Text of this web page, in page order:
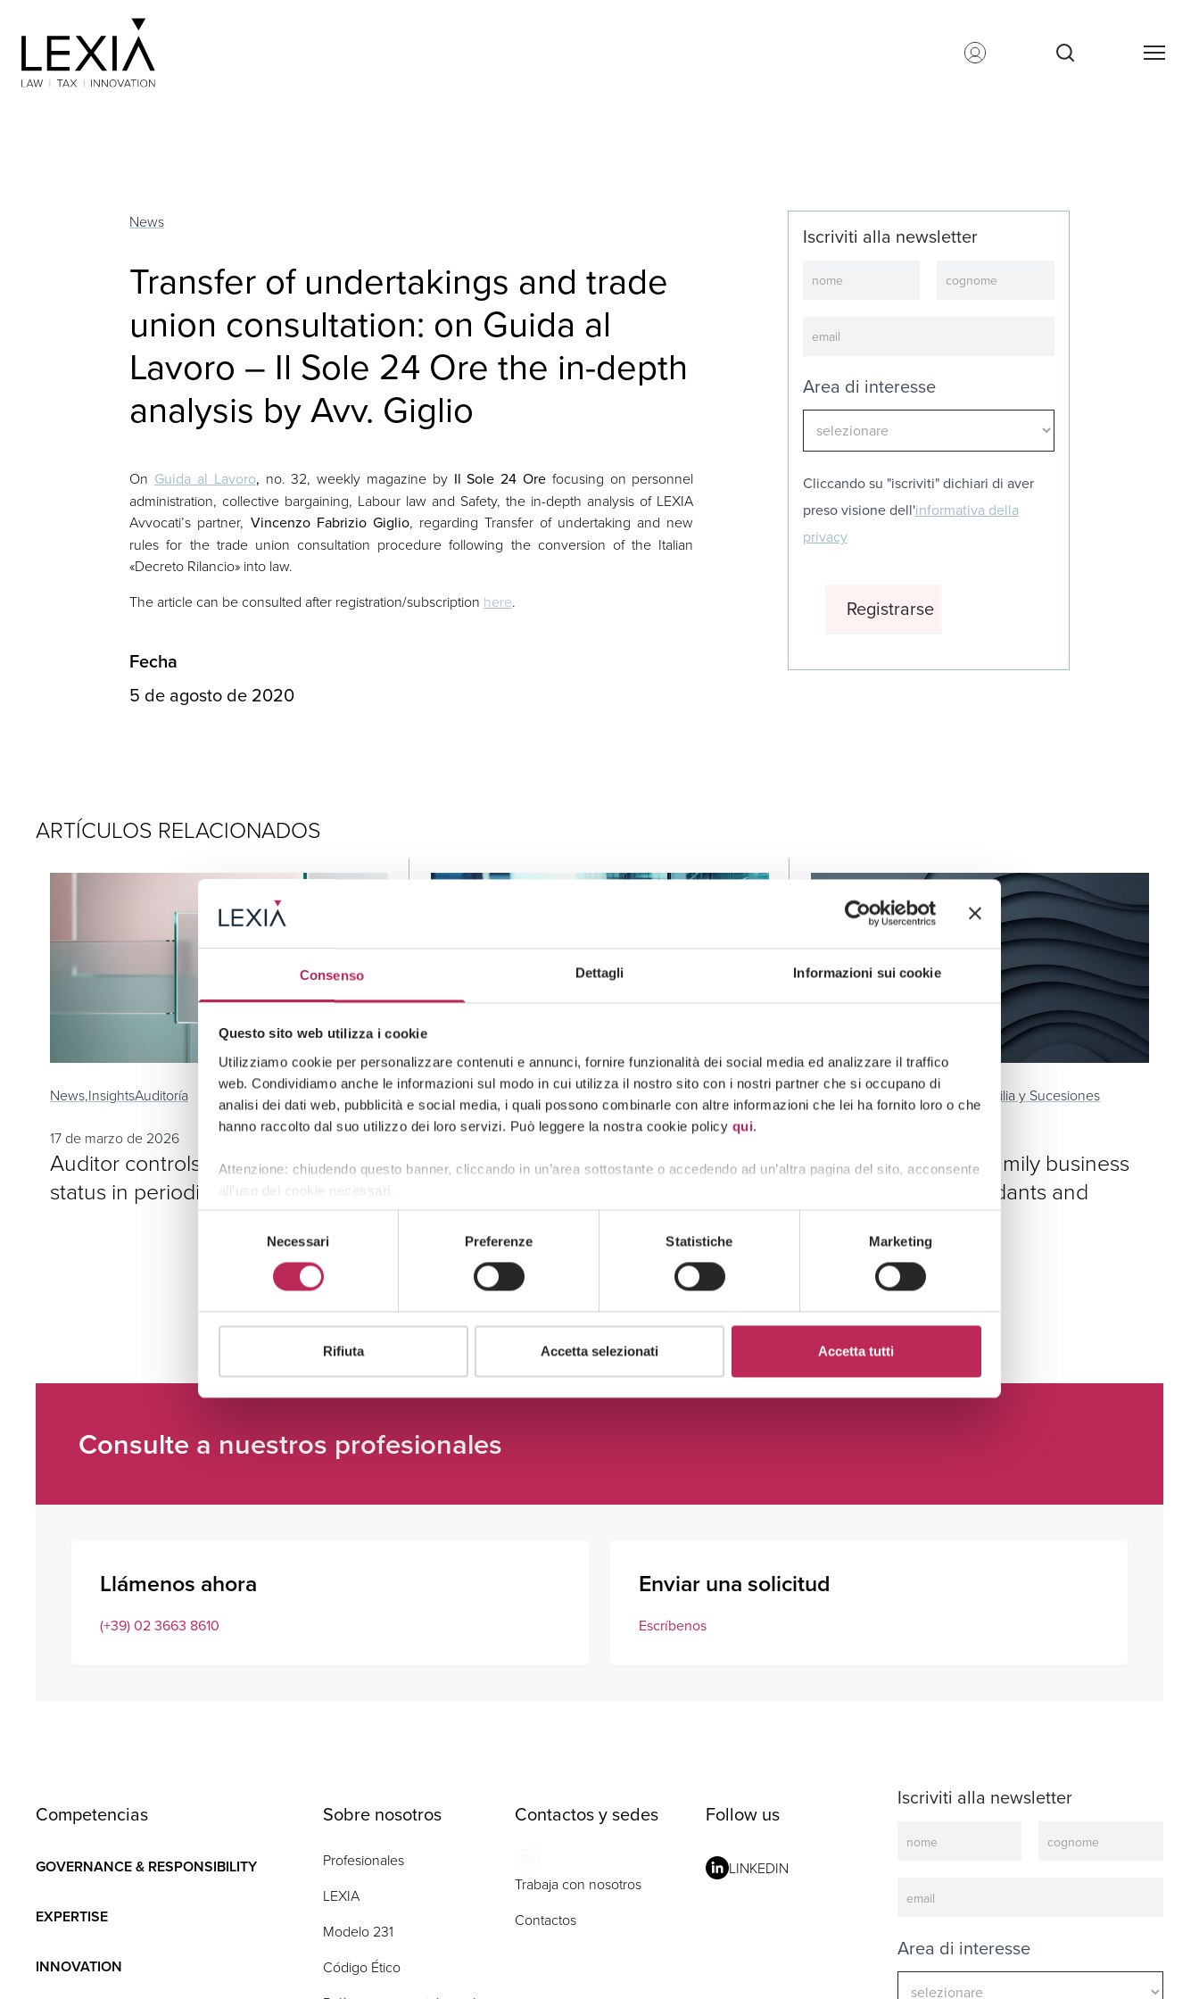
Consenso Dettagli Informazioni sui cookie
Questo sito web utilizza i cookie
Utilizziamo cookie per personalizzare contenuti e annunci, fornire funzionalità dei social media ed analizzare il traffico
web. Condividiamo anche le informazioni sul modo in cui utilizza il nostro sito con i nostri partner che si occupano di
analisi dei dati web, pubblicità e social media, i quali possono combinarle con altre informazioni che lei ha fornito loro o che
hanno raccolto dal suo utilizzo dei loro servizi. Può leggere la nostra cookie policy qui.
Attenzione: chiudendo questo banner, cliccando in un’area sottostante o accedendo ad un’altra pagina del sito, acconsente
all’uso dei cookie necessari.
Necessari Preferenze Statistiche Marketing
Rifiuta Accetta selezionati Accetta tutti
News
Transfer of undertakings and trade
union consultation: on Guida al
Lavoro – Il Sole 24 Ore the in-depth
analysis by Avv. Giglio
Iscriviti alla newsletter
Area di interesse
Cliccando su "iscriviti" dichiari di aver
preso visione dell'informativa della
privacy
On Guida al Lavoro, no. 32, weekly magazine by Il Sole 24 Orefocusing on personnel
administration, collective bargaining, Labour law and Safety, the in-depth analysis of LEXIA
Avvocati’s partner, Vincenzo Fabrizio Giglio, regarding Transfer of undertaking and new
rules for the trade union consultation procedure following the conversion of the Italian
«Decreto Rilancio» into law.
The article can be consulted after registration/subscription here.
Fecha
5 de agosto de 2020
ARTÍCULOS RELACIONADOS
News,InsightsAuditoría
17 de marzo de 2026
Auditor controls on potential crisis
status in periodic reviews
News,InsightsMercados de capitales
17 de octubre de 2025
News, InsightsSucesiones, Familia y Sucesiones
Tax exemption for family business
transfers to descendants and
spouses in Italy
Consulte a nuestros profesionales
Llámenos ahora
(+39) 02 3663 8610
Enviar una solicitud
Escríbenos
Competencias
GOVERNANCE & RESPONSIBILITY
EXPERTISE
INNOVATION
Sobre nosotros
Profesionales
LEXIA
Modelo 231
Código Ético
Contactos y sedes
Trabaja con nosotros
Contactos
Follow us
LINKEDIN
Iscriviti alla newsletter
Area di interesse